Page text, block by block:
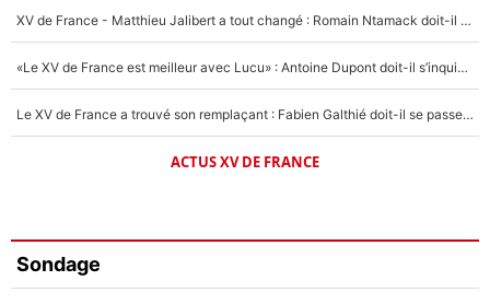
XV de France - Matthieu Jalibert a tout changé : Romain Ntamack doit-il s’inquiéter pour sa place à un an de la Coupe du monde ?
«Le XV de France est meilleur avec Lucu» : Antoine Dupont doit-il s’inquiéter pour sa place ?
Le XV de France a trouvé son remplaçant : Fabien Galthié doit-il se passer d'Antoine Dupont ?
ACTUS XV DE FRANCE
Sondage